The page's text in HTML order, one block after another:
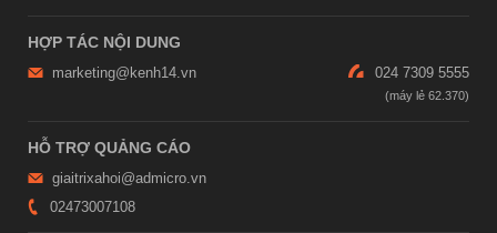
HỢP TÁC NỘI DUNG
marketing@kenh14.vn 024 7309 5555
HỖ TRỢ QUẢNG CÁO
giaitrixahoi@admicro.vn
02473007108